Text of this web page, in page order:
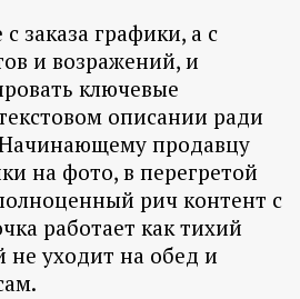
заказа графики, а с
и возражений, и
ключевые
описании ради
продавцу
на фото, в перегретой
рич контент с
работает как тихий
не уходит на обед и